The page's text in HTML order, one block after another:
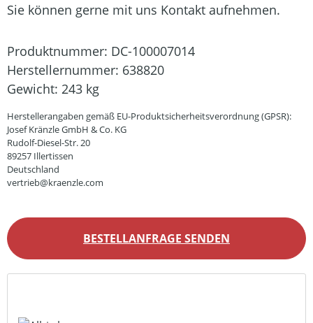
Sie können gerne mit uns Kontakt aufnehmen.
Produktnummer: DC-100007014
Herstellernummer: 638820
Gewicht: 243 kg
Herstellerangaben gemäß EU-Produktsicherheitsverordnung (GPSR):
Josef Kränzle GmbH & Co. KG
Rudolf-Diesel-Str. 20
89257 Illertissen
Deutschland
vertrieb@kraenzle.com
BESTELLANFRAGE SENDEN